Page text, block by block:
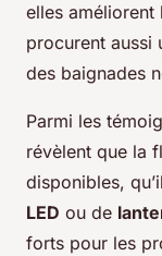
elles améliorent
procurent aussi
des baignades
Parmi les
révèlent que la
disponibles,
LED ou de
forts pour les